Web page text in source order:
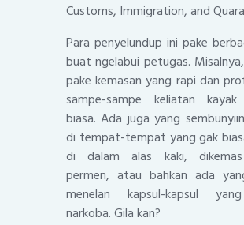
Customs, Immigration, and
Para penyelundup ini pake
buat ngelabui petugas.
pake kemasan yang rapi dan
sampe-sampe keliatan
biasa. Ada juga yang
di tempat-tempat yang gak
di dalam alas kaki,
permen, atau bahkan ada
menelan kapsul-kapsul
narkoba. Gila kan?